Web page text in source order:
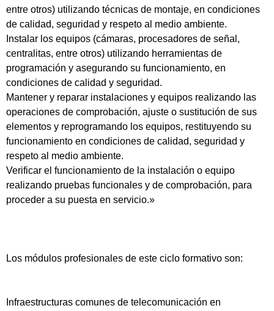
entre otros) utilizando técnicas de montaje, en condiciones
de calidad, seguridad y respeto al medio ambiente.
Instalar los equipos (cámaras, procesadores de señal,
centralitas, entre otros) utilizando herramientas de
programación y asegurando su funcionamiento, en
condiciones de calidad y seguridad.
Mantener y reparar instalaciones y equipos realizando las
operaciones de comprobación, ajuste o sustitución de sus
elementos y reprogramando los equipos, restituyendo su
funcionamiento en condiciones de calidad, seguridad y
respeto al medio ambiente.
Verificar el funcionamiento de la instalación o equipo
realizando pruebas funcionales y de comprobación, para
proceder a su puesta en servicio.»
Los módulos profesionales de este ciclo formativo son:
Infraestructuras comunes de telecomunicación en